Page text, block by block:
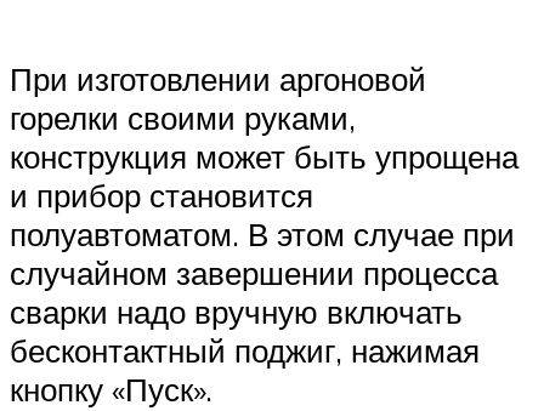
При изготовлении аргоновой
горелки своими руками,
конструкция может быть упрощена
и прибор становится
полуавтоматом. В этом случае при
случайном завершении процесса
сварки надо вручную включать
бесконтактный поджиг, нажимая
кнопку «Пуск».